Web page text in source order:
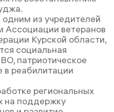
из учредителей
ветеранов
Курской области,
социальная
патриотическое
в реабилитации
региональных
на поддержку